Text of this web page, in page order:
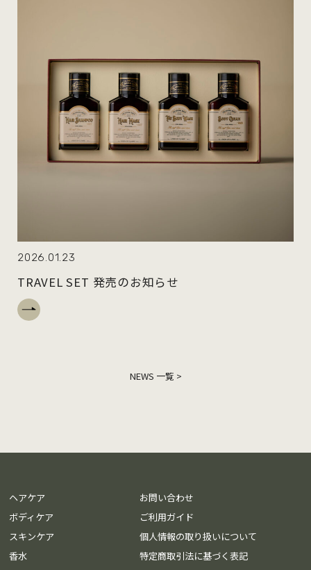
2026.01.23
TRAVEL SET 発売のお知らせ
NEWS 一覧 >
ヘアケア
ボディケア
スキンケア
香水
お問い合わせ
ご利用ガイド
個人情報の取り扱いについて
特定商取引法に基づく表記